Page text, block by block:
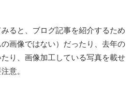
ると、ブログ記事を紹介するため
画像ではない）だったり、去年の
り、画像加工している写真を載せ
意。